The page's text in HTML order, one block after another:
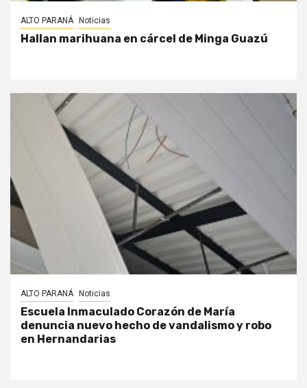
ALTO PARANÁ Noticias
Hallan marihuana en cárcel de Minga Guazú
ALTO PARANÁ Noticias
Escuela Inmaculado Corazón de María
denuncia nuevo hecho de vandalismo y robo
en Hernandarias